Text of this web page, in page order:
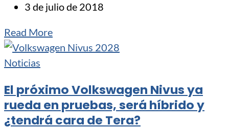
3 de julio de 2018
Read More
Noticias
El próximo Volkswagen Nivus ya
rueda en pruebas, será híbrido y
¿tendrá cara de Tera?